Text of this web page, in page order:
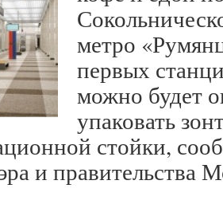
метро
первых
можно будет
упаковать
стойки,
и правительства